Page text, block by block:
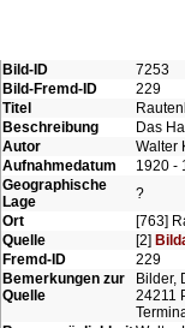
Bild-ID
7253
Bild-Fremd-ID
229
Titel
Beschreibung
Das
Autor
Walter
Aufnahmedatum
1920 -
Geographische
Lage
?
Ort
[763]
Quelle
[2]
Fremd-ID
229
Bemerkungen zur
Quelle
Bilder,
24211